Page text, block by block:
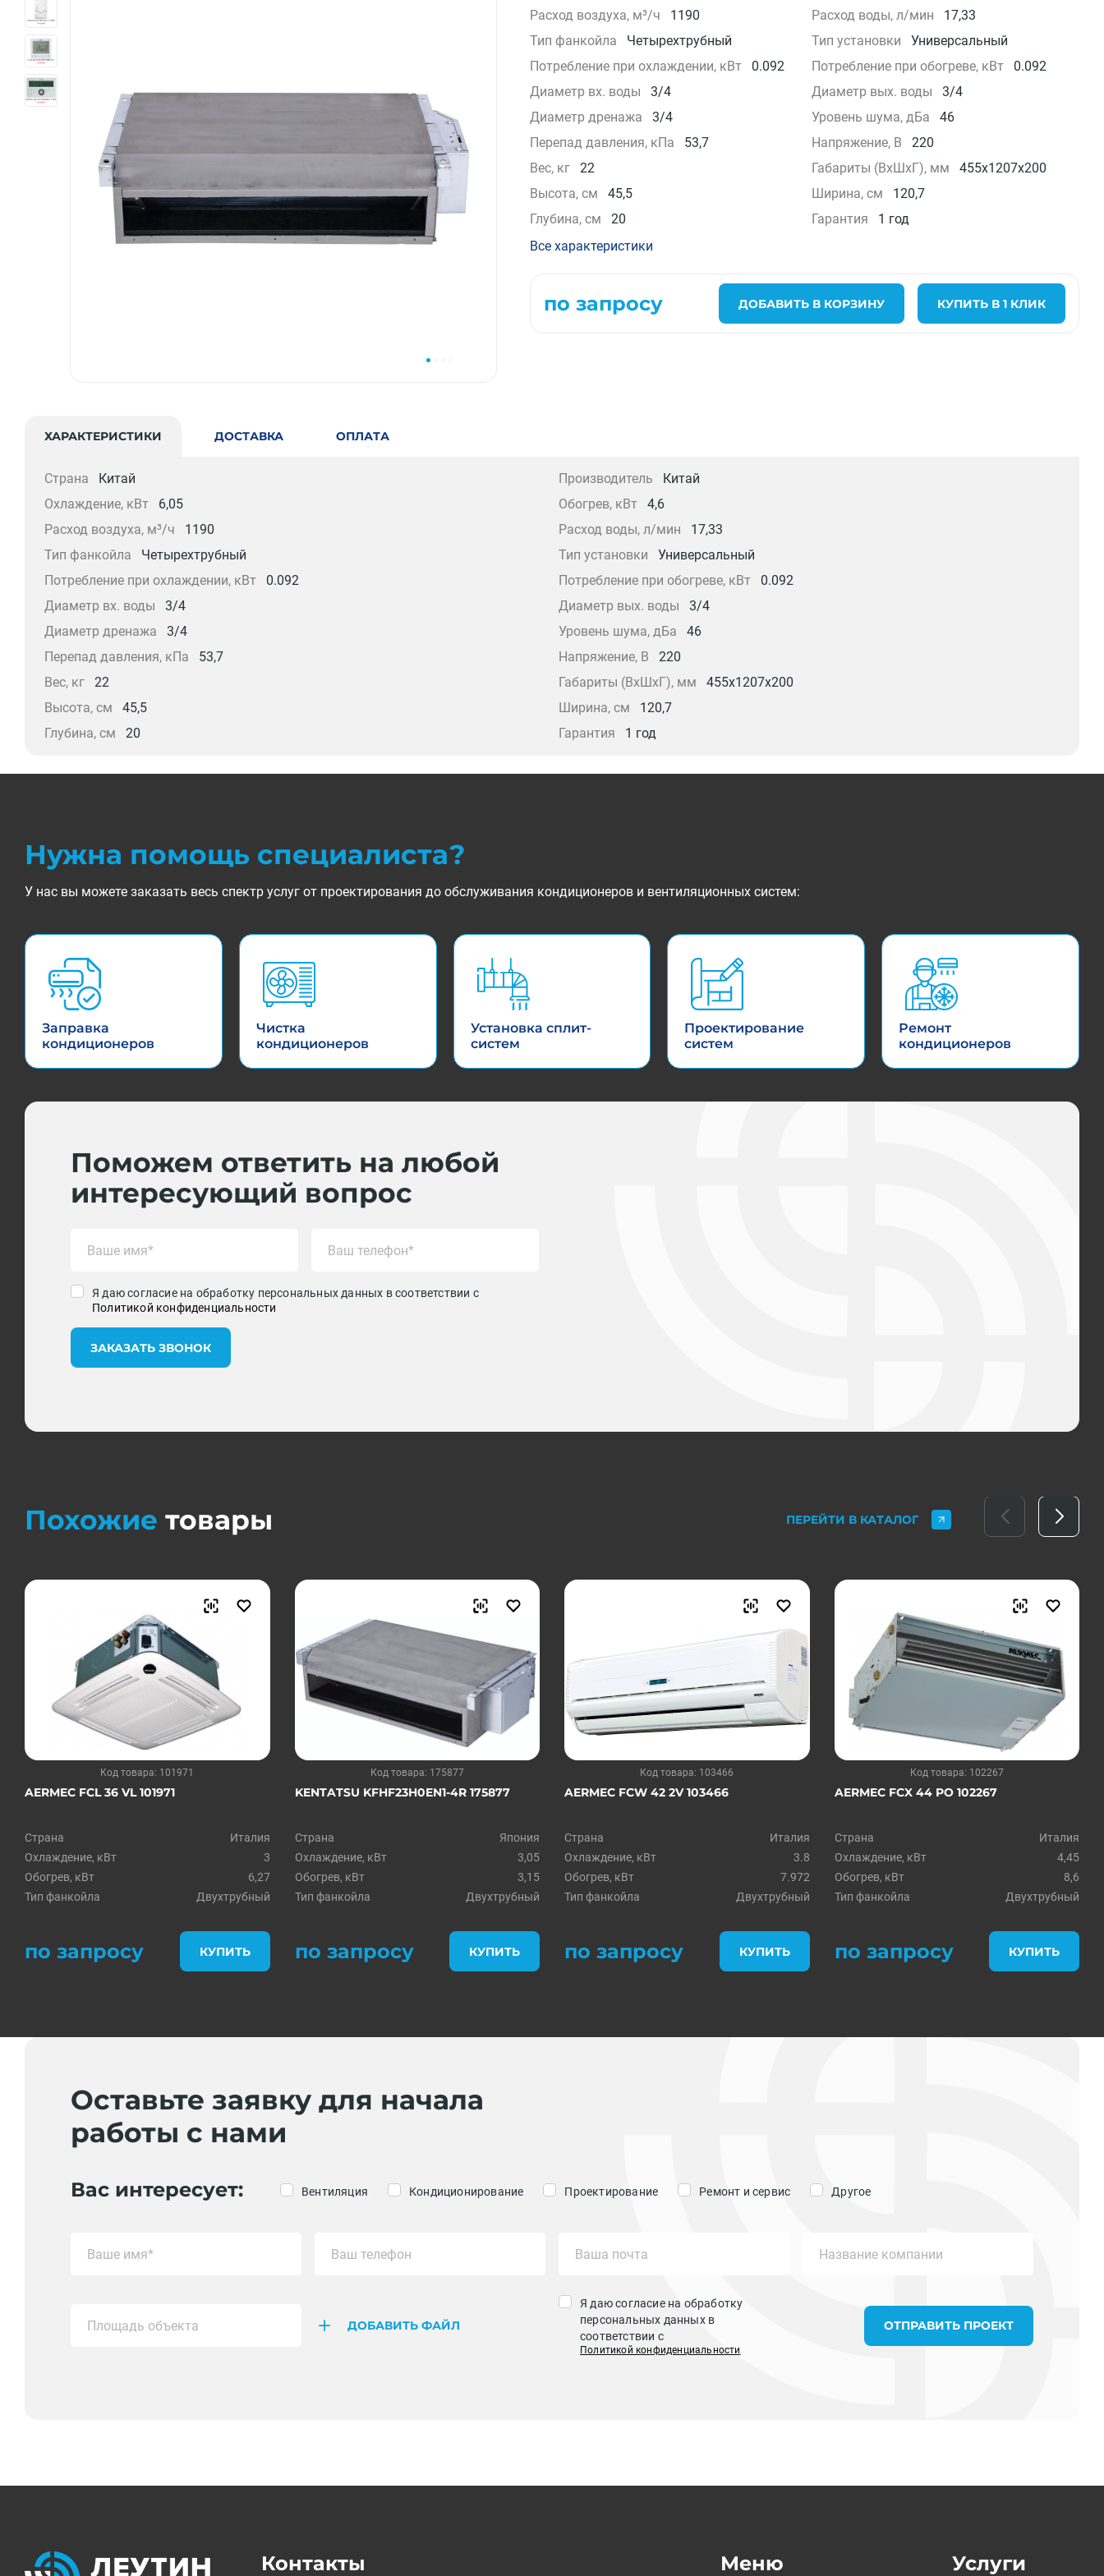
Компрессорно-конденсаторные блоки
Крышные кондиционеры
Прецизионные кондиционеры
Чиллеры
Расходные материалы монтажа
Инструменты монтажа
Аксессуары для кондиционеров
Расход воздуха, м³/ч
1190 Расход воды, л/мин
17,33
Тип фанкойла
Четырехтрубный Тип установки
Универсальный
Потребление при охлаждении, кВт
0.092 Потребление при обогреве, кВт
0.092
Диаметр вх. воды
3/4 Диаметр вых. воды
3/4
Диаметр дренажа
3/4 Уровень шума, дБа
46
Перепад давления, кПа
53,7 Напряжение, В
220
Вес, кг
22 Габариты (ВxШxГ), мм
455x1207x200
Высота, см
45,5 Ширина, см
120,7
Глубина, см
20 Гарантия
1 год
Все характеристики
по запросу ДОБАВИТЬ В КОРЗИНУ КУПИТЬ В 1 КЛИК
ХАРАКТЕРИСТИКИ ДОСТАВКА ОПЛАТА
Страна Китай Производитель
Китай
Охлаждение, кВт
6,05 Обогрев, кВт
4,6
Расход воздуха, м³/ч
1190 Расход воды, л/мин
17,33
Тип фанкойла
Четырехтрубный Тип установки
Универсальный
Потребление при охлаждении, кВт
0.092 Потребление при обогреве, кВт
0.092
Диаметр вх. воды
3/4 Диаметр вых. воды
3/4
Диаметр дренажа
3/4 Уровень шума, дБа
46
Перепад давления, кПа
53,7 Напряжение, В
220
Вес, кг
22 Габариты (ВxШxГ), мм
455x1207x200
Высота, см
45,5 Ширина, см
120,7
Глубина, см
20 Гарантия 1 год
Нужна помощь специалиста?
У нас вы можете заказать весь спектр услуг от проектирования до обслуживания кондиционеров и вентиляционных систем:
Заправка
кондиционеров
Чистка
кондиционеров
Установка сплит-
систем
Проектирование
систем
Ремонт
кондиционеров
Поможем ответить на любой
интересующий вопрос
Я даю согласие на обработку персональных данных в соответствии с
Политикой конфиденциальности
ЗАКАЗАТЬ ЗВОНОК
Похожие товары ПЕРЕЙТИ В КАТАЛОГ
Код товара: 101971
AERMEC FCL 36 VL 101971
Страна
Италия
Охлаждение, кВт
3
Обогрев, кВт
6,27
Тип фанкойла
Двухтрубный
по запросу КУПИТЬ
Код товара: 175877
KENTATSU KFHF23H0EN1-4R 175877
Страна
Япония
Охлаждение, кВт
3,05
Обогрев, кВт
3,15
Тип фанкойла
Двухтрубный
по запросу КУПИТЬ
Код товара: 103466
AERMEC FCW 42 2V 103466
Страна
Италия
Охлаждение, кВт
3.8
Обогрев, кВт
7.972
Тип фанкойла
Двухтрубный
по запросу КУПИТЬ
Код товара: 102267
AERMEC FCX 44 PO 102267
Страна
Италия
Охлаждение, кВт
4,45
Обогрев, кВт
8,6
Тип фанкойла
Двухтрубный
по запросу КУПИТЬ
Оставьте заявку для начала
работы с нами
Вас интересует: Вентиляция Кондиционирование Проектирование Ремонт и сервис Другое
ДОБАВИТЬ ФАЙЛ
Я даю согласие на обработку
персональных данных в
соответствии с
Политикой конфиденциальности
ОТПРАВИТЬ ПРОЕКТ
Контакты Меню Услуги